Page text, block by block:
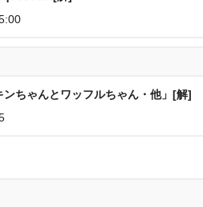
ちゃんとワッフルちゃん・他」[解]